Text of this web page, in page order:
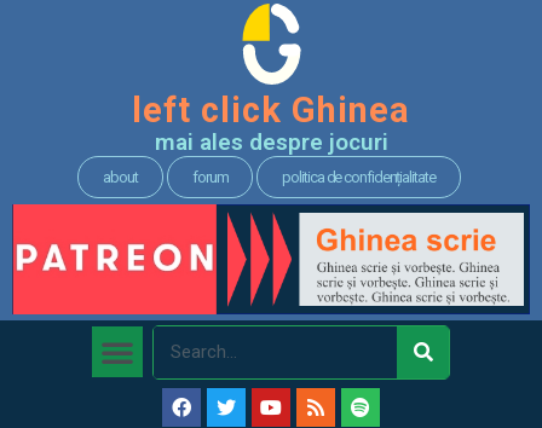
left click Ghinea
mai ales despre jocuri
about forum politica de confidențialitate